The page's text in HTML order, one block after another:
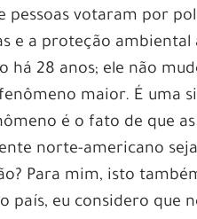
pessoas votaram por
e a proteção
há 28 anos; ele não
maior. É uma
é o fato de que
norte-americano
Para mim, isto
país, eu considero que